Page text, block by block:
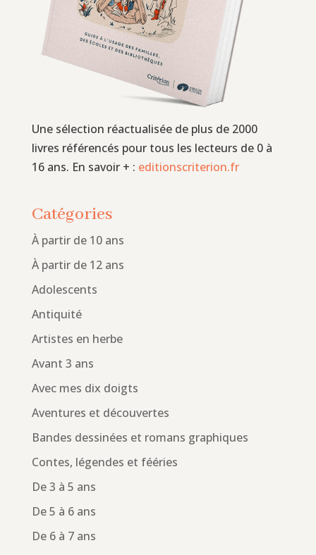
Une sélection réactualisée de plus de 2000
livres référencés pour tous les lecteurs de 0 à
16 ans. En savoir + : editionscriterion.fr
Catégories
À partir de 10 ans
À partir de 12 ans
Adolescents
Antiquité
Artistes en herbe
Avant 3 ans
Avec mes dix doigts
Aventures et découvertes
Bandes dessinées et romans graphiques
Contes, légendes et fééries
De 3 à 5 ans
De 5 à 6 ans
De 6 à 7 ans